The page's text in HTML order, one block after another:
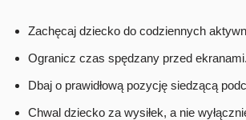
Zachęcaj dziecko do codziennych
Ogranicz czas spędzany przed ekranami.
Dbaj o prawidłową pozycję siedzącą
Chwal dziecko za wysiłek, a nie